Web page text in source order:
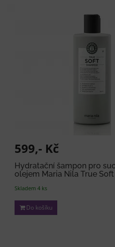
599,- Kč
Hydratační šampon pro
olejem Maria Nila True
Skladem 4 ks
Do košíku